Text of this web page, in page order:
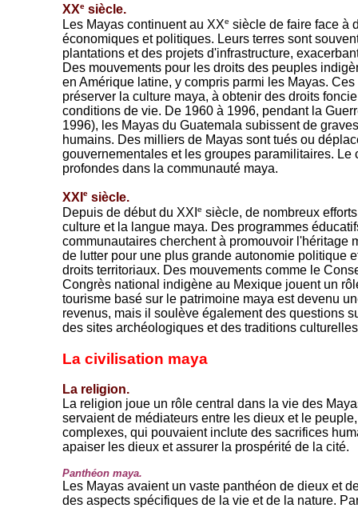
XXe siècle.
Les Mayas continuent au XXe siècle de faire face à
économiques et politiques. Leurs terres sont
plantations et des projets d'infrastructure,
Des mouvements pour les droits des peuples
en Amérique latine, y compris parmi les Mayas.
préserver la culture maya, à obtenir des droits
conditions de vie. De 1960 à 1996, pendant la
1996), les Mayas du Guatemala subissent de
humains. Des milliers de Mayas sont tués ou
gouvernementales et les groupes paramilitaires. Le
profondes dans la communauté maya.
XXI e siècle.
Depuis de début du XXI e siècle, de nombreux
culture et la langue maya. Des programmes
communautaires cherchent à promouvoir l'héritage
de lutter pour une plus grande autonomie politique
droits territoriaux. Des mouvements comme le
Congrès national indigène au Mexique jouent un
tourisme basé sur le patrimoine maya est devenu
revenus, mais il soulève également des questions
des sites archéologiques et des traditions
La civilisation maya
La religion.
La religion joue un rôle central dans la vie des
servaient de médiateurs entre les dieux et le
complexes, qui pouvaient inclute des sacrifices
apaiser les dieux et assurer la prospérité de la cité.
Panthéon maya.
Les Mayas avaient un vaste panthéon de dieux et
des aspects spécifiques de la vie et de la nature.